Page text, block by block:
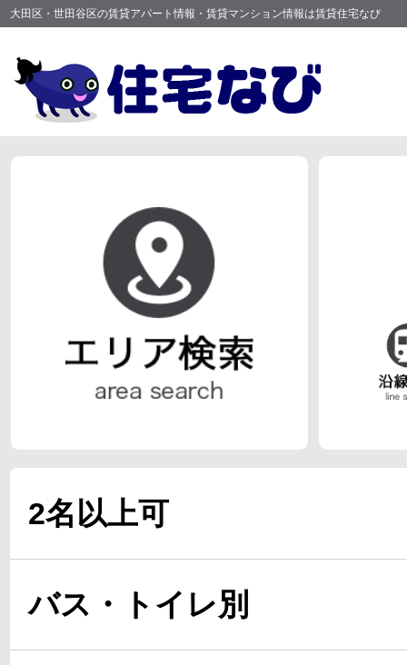
大田区・世田谷区の賃貸アパート情報・賃貸マンション情報は賃貸住宅なび
2名以上可
バス・トイレ別